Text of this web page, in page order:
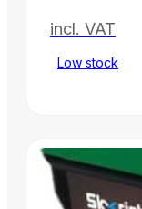
incl. VAT
Low stock